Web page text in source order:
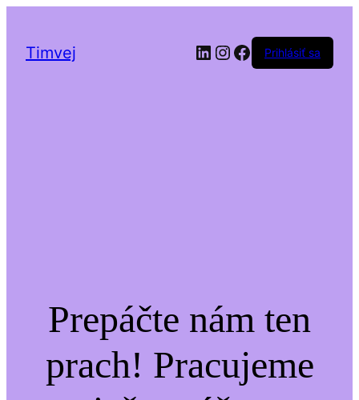
Timvej LinkedIn
Instagram
Facebook
Prihlásiť sa
Prepáčte nám ten
prach! Pracujeme